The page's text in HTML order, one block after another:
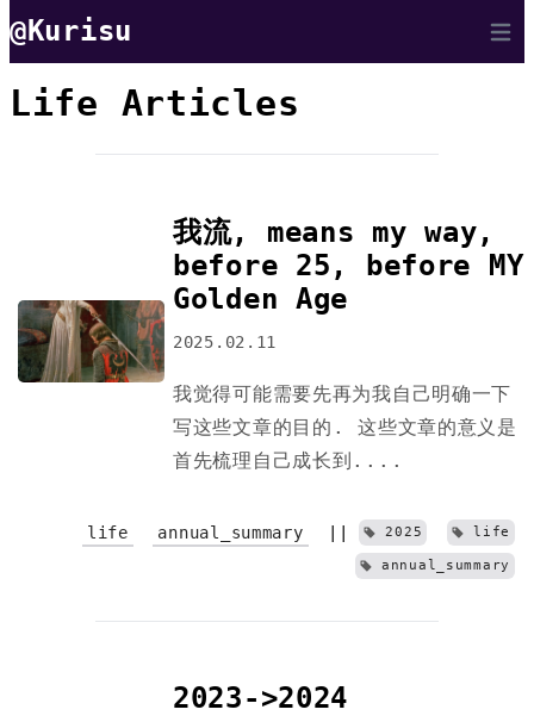
@Kurisu
Life Articles
我流, means my way,
before 25, before MY
Golden Age
2025.02.11
我觉得可能需要先再为我自己明确一下
写这些文章的目的. 这些文章的意义是
首先梳理自己成长到....
life annual_summary || 2025 life
annual_summary
2023->2024